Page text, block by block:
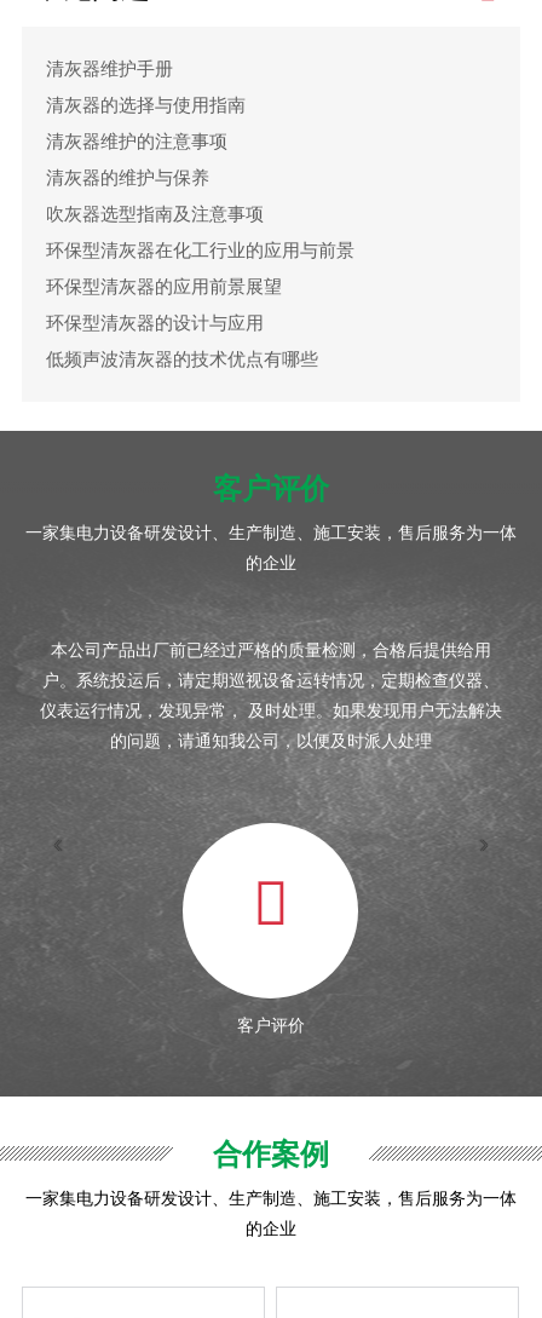
清灰器维护手册
清灰器的选择与使用指南
清灰器维护的注意事项
清灰器的维护与保养
吹灰器选型指南及注意事项
环保型清灰器在化工行业的应用与前景
环保型清灰器的应用前景展望
环保型清灰器的设计与应用
低频声波清灰器的技术优点有哪些
客户评价
一家集电力设备研发设计、生产制造、施工安装，售后服务为一体
的企业
本公司产品出厂前已经过严格的质量检测，合格后提供给用
户。系统投运后，请定期巡视设备运转情况，定期检查仪器、
仪表运行情况，发现异常， 及时处理。如果发现用户无法解决
的问题，请通知我公司，以便及时派人处理
客户评价
‹ ›
合作案例
一家集电力设备研发设计、生产制造、施工安装，售后服务为一体
的企业